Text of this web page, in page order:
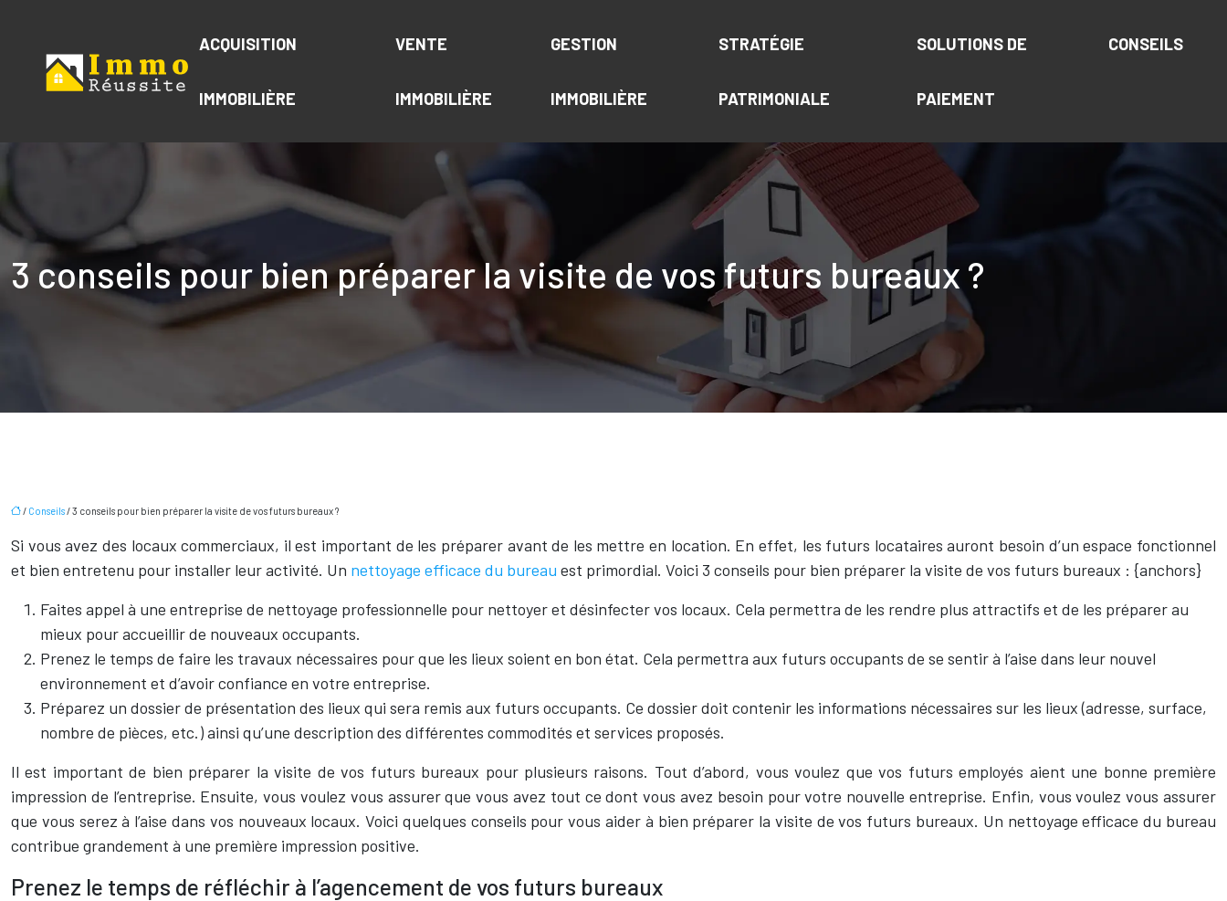
ACQUISITION
IMMOBILIÈRE
VENTE
IMMOBILIÈRE
GESTION
IMMOBILIÈRE
STRATÉGIE
PATRIMONIALE
SOLUTIONS DE
PAIEMENT
CONSEILS
3 conseils pour bien préparer la visite de vos futurs bureaux ?
/ Conseils/ 3 conseils pour bien préparer la visite de vos futurs bureaux ?
Si vous avez des locaux commerciaux, il est important de les préparer avant de les mettre en location. En effet, les futurs locataires auront besoin d’un espace fonctionnel
et bien entretenu pour installer leur activité. Un nettoyage efficace du bureau est primordial. Voici 3 conseils pour bien préparer la visite de vos futurs bureaux : {anchors}
Faites appel à une entreprise de nettoyage professionnelle pour nettoyer et désinfecter vos locaux. Cela permettra de les rendre plus attractifs et de les préparer au
mieux pour accueillir de nouveaux occupants.
Prenez le temps de faire les travaux nécessaires pour que les lieux soient en bon état. Cela permettra aux futurs occupants de se sentir à l’aise dans leur nouvel
environnement et d’avoir confiance en votre entreprise.
Préparez un dossier de présentation des lieux qui sera remis aux futurs occupants. Ce dossier doit contenir les informations nécessaires sur les lieux (adresse, surface,
nombre de pièces, etc.) ainsi qu’une description des différentes commodités et services proposés.
Il est important de bien préparer la visite de vos futurs bureaux pour plusieurs raisons. Tout d’abord, vous voulez que vos futurs employés aient une bonne première
impression de l’entreprise. Ensuite, vous voulez vous assurer que vous avez tout ce dont vous avez besoin pour votre nouvelle entreprise. Enfin, vous voulez vous assurer
que vous serez à l’aise dans vos nouveaux locaux. Voici quelques conseils pour vous aider à bien préparer la visite de vos futurs bureaux. Un nettoyage efficace du bureau
contribue grandement à une première impression positive.
Prenez le temps de réfléchir à l’agencement de vos futurs bureaux